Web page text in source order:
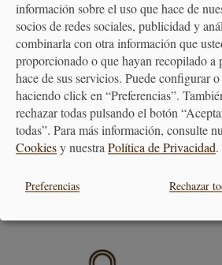
Moldes para Galletas /
Cortapastas Portal...
14,50 €
Set
información sobre el uso que hace de
socios de redes sociales, publicidad y
combinarla con otra información que
proporcionado o que hayan recopilado a
hace de sus servicios. Puede configurar
haciendo click en “Preferencias”.
rechazar todas pulsando el botón
todas”. Para más información, consulte
Cookiesy nuestra Política de Privacidad.
Preferencias Rechazar